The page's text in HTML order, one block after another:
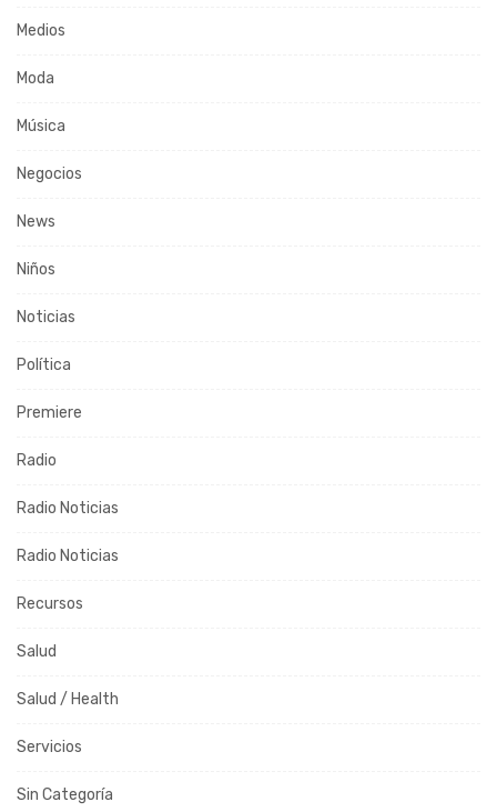
Medios
Moda
Música
Negocios
News
Niños
Noticias
Política
Premiere
Radio
Radio Noticias
Radio Noticias
Recursos
Salud
Salud / Health
Servicios
Sin Categoría